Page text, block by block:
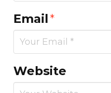
Email*
Website